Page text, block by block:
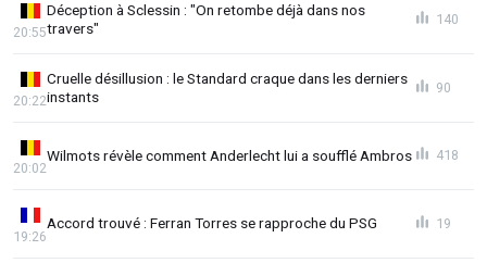
Déception à Sclessin : "On retombe déjà dans nos
travers"
20:55
140
Cruelle désillusion : le Standard craque dans les derniers
instants
20:22
90
Wilmots révèle comment Anderlecht lui a soufflé Ambros
20:02
418
Accord trouvé : Ferran Torres se rapproche du PSG
19:26
19